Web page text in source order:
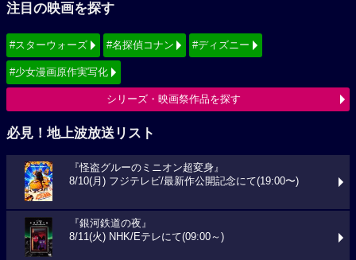
注目の映画を探す
#スターウォーズ #名探偵コナン #ディズニー
#少女漫画原作実写化
シリーズ・映画祭作品を探す
必見！地上波放送リスト
『怪盗グルーのミニオン超変身』
8/10(月) フジテレビ/最新作公開記念にて(19:00〜)
『銀河鉄道の夜』
8/11(火) NHK/Eテレにて(09:00～)